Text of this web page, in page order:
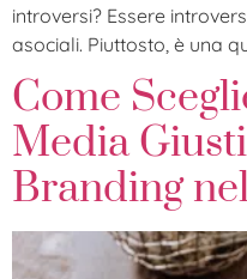
introversi? Essere
asociali. Piuttosto, è una
Come
Media
Branding